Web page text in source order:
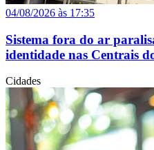
04/08/2026 às 17:35
Sistema fora do ar
identidade nas Centrais
Cidades